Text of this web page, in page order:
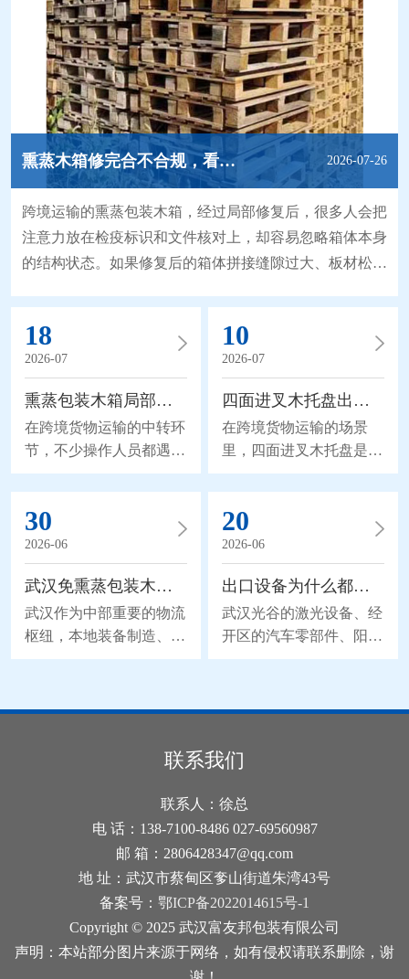
熏蒸木箱修完合不合规，看结构细节就清楚 2026-07-26
跨境运输的熏蒸包装木箱，经过局部修复后，很多人会把
注意力放在检疫标识和文件核对上，却容易忽略箱体本身
的结构状态。如果修复后的箱体拼接缝隙过大、板材松
一套清晰的结构修复完整性标准，能帮操作人员在修复完
成后，快速确认箱体状态是否符合后续运输要求。 拼接
缝隙的控制是结构核验的基础环节。修复过程中补装的板
18
2026-07
熏蒸包装木箱局部破了，不用重新熏蒸也能修
在跨境货物运输的中转环
节，不少操作人员都遇到
过熏蒸包装木箱局部破损
的情况：箱体边角被叉车
剐蹭出裂缝，固定板材的
钢钉松动脱落，甚至侧面
的木板被磕出缺口。如果
直接把箱体送回工厂重新
熏蒸，不仅会耽误货物的
船期，还会产生额外的物
流和时间成本。掌握合规
是先确认破损位置的状
经熏蒸的木材接触到箱体
10
2026-07
四面进叉木托盘出口的熏蒸合规细节
在跨境货物运输的场景
里，四面进叉木托盘是很
多外贸货物常用的承载工
具。这类木质包装涉及跨
境检疫的相关要求，熏蒸
处理的合规要点，是外贸
相关从业者的核心讨论方
向。很多细节没有写在刻
板的通用说明里，都是从
业者在一次次通关实操里
慢慢沉淀下来的经验，能
面进叉木托盘的原材料状
态做初步核验。如果木材
洞，或是表面附着未清理
干净的
30
2026-06
武汉免熏蒸包装木箱，钢带包边优化更适配长途运输
武汉作为中部重要的物流
枢纽，本地装备制造、电
子设备等产业的跨区域流
品的完好度。针对这一需
求，钢带包边免熏蒸木箱
的结构优化，通过钢带加
固箱体边角与拼接缝隙，
抗冲击能力，适配重型设
备长途运输的堆码、颠簸
的边角与拼接位置，是运
输过程中非常容易出现破
20
2026-06
出口设备为什么都认松木真空箱？三层结构缺一不可
武汉光谷的激光设备、经
开区的汽车零部件、阳逻
港发往海外的机电产品，
包装木箱在武汉出口市场
的渗透率已超过38%，远
超杨木和杉木。但很多企
阶段，实际上，武汉真空
包装木箱的松木+真空
+铝箔这三层结构，每一
层都有门道，少做一步，
整箱防护就等于白搭。
联系我们
联系人：徐总
电 话：138-7100-8486 027-69560987
邮 箱：2806428347@qq.com
地 址：武汉市蔡甸区奓山街道朱湾43号
备案号： 鄂ICP备2022014615号-1
Copyright © 2025 武汉富友邦包装有限公司
声明：本站部分图片来源于网络，如有侵权请联系删除，谢